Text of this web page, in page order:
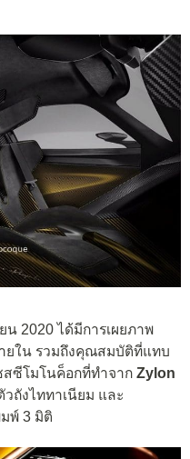
2020 ได้มีการเผยภาพ
ยใน รวมถึงคุณสมบัติที่แทบ
สซีโมโนค็อกที่ทำจาก Zylon
ถังไททาเนียม และ
พ์ 3 มิติ